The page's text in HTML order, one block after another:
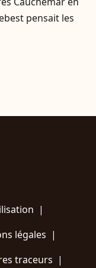
pensait les
|
légales |
traceurs |